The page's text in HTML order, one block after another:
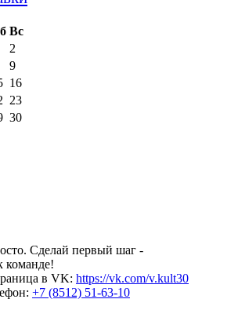
Вс
2
9
16
23
30
Сделай первый шаг -
команде!
в VK: https://vk.com/v.kult30
+7 (8512) 51-63-10